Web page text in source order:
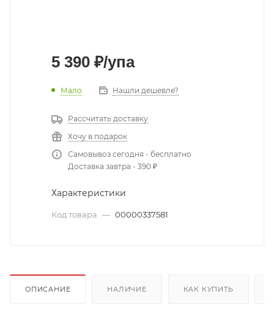
5 390 ₽/упа
Мало Нашли дешевле?
Рассчитать доставку
Хочу в подарок
Самовывоз сегодня - бесплатно
Доставка завтра - 390 ₽
Характеристики
Код товара — 00000337581
ОПИСАНИЕ НАЛИЧИЕ КАК КУПИТЬ